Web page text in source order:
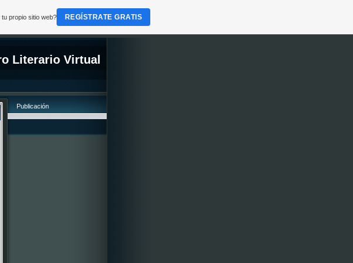
Literario Virtual
Publicación
propio sitio web? REGÍSTRATE GRATIS